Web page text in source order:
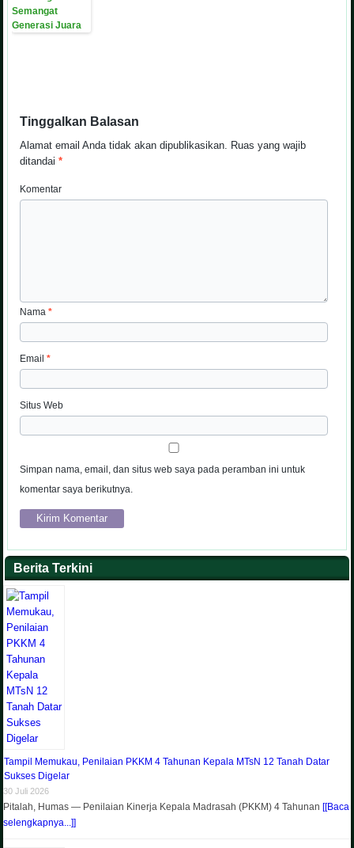
Tinggalkan Balasan
Alamat email Anda tidak akan dipublikasikan.
Ruas yang wajib
ditandai*
Komentar
Nama*
Email*
Situs Web
Simpan nama, email, dan situs web saya pada peramban ini untuk
komentar saya berikutnya.
Berita Terkini
Tampil Memukau, Penilaian PKKM 4 Tahunan Kepala MTsN 12 Tanah Datar
Sukses Digelar
30 Juli 2026
Pitalah, Humas — Penilaian Kinerja Kepala Madrasah (PKKM) 4 Tahunan[[Baca
selengkapnya...]]